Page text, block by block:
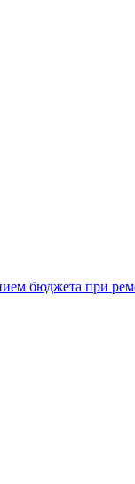
бюджета при